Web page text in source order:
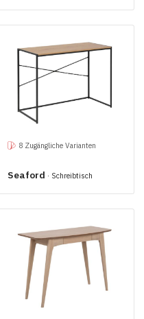
8 Zugängliche Varianten
Seaford · Schreibtisch